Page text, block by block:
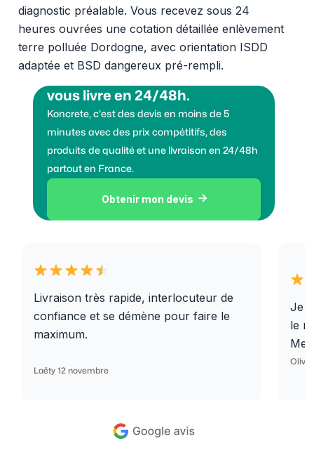
diagnostic préalable. Vous recevez sous 24
heures ouvrées une cotation détaillée enlèvement
terre polluée Dordogne, avec orientation ISDD
adaptée et BSD dangereux pré-rempli.
vous livre en 24/48h.
Koncrete, c'est des devis en moins de 5
minutes avec des prix compétitifs, des
produits de qualité et une livraison en 24/48h
partout en France.
Obtenir mon devis 
Livraison très rapide, interlocuteur de
confiance et se démène pour faire le
maximum.
Laëty 12 novembre
Je
le